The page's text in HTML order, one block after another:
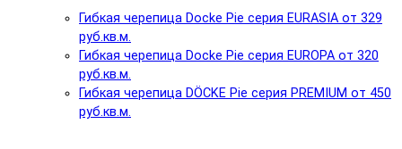
Гибкая черепица Docke Pie серия EURASIA от 329
руб.кв.м.
Гибкая черепица Docke Pie серия EUROPA от 320
руб.кв.м.
Гибкая черепица DÖCKE Pie серия PREMIUM от 450
руб.кв.м.